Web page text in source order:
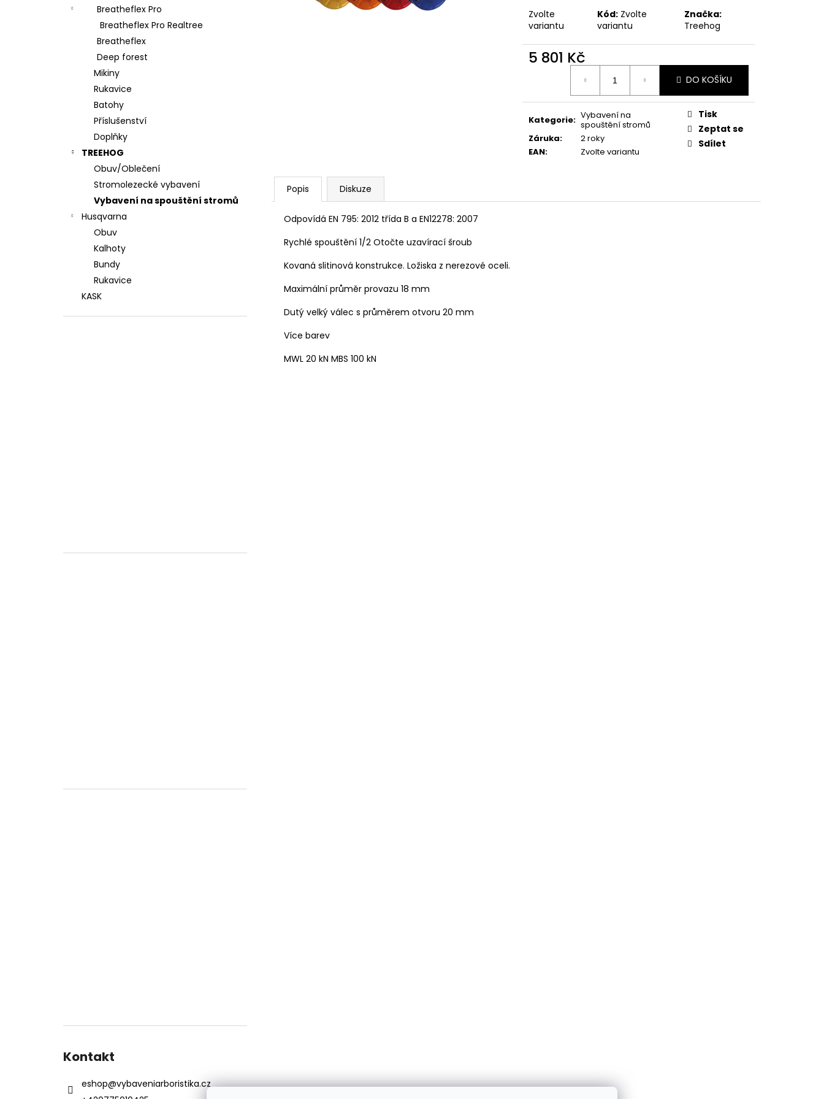
Breatheflex Pro
Breatheflex Pro Realtree
Breatheflex
Deep forest
Mikiny
Rukavice
Batohy
Příslušenství
Doplňky
TREEHOG
Obuv/Oblečení
Stromolezecké vybavení
Vybavení na spouštění stromů
Husqvarna
Obuv
Kalhoty
Bundy
Rukavice
KASK
Kontakt
eshop@vybaveniarboristika.cz
Zvolte
variantu
Kód: Zvolte
variantu
Značka:
Treehog
5 801 Kč
DO KOŠÍKU
Kategorie: Vybavení na
spouštění stromů
Záruka:
2 roky
EAN: Zvolte variantu
Tisk
Zeptat se
Sdílet
Popis Diskuze
Odpovídá EN 795: 2012 třída B a EN12278: 2007
Rychlé spouštění 1/2 Otočte uzavírací šroub
Kovaná slitinová konstrukce. Ložiska z nerezové oceli.
Maximální průměr provazu 18 mm
Dutý velký válec s průměrem otvoru 20 mm
Více barev
MWL 20 kN MBS 100 kN